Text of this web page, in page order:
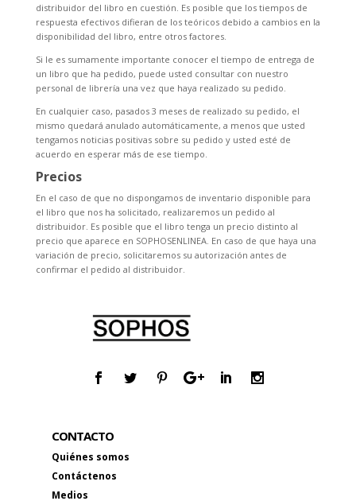
distribuidor del libro en cuestión. Es posible que los tiempos de
respuesta efectivos difieran de los teóricos debido a cambios en la
disponibilidad del libro, entre otros factores.
Si le es sumamente importante conocer el tiempo de entrega de
un libro que ha pedido, puede usted consultar con nuestro
personal de librería una vez que haya realizado su pedido.
En cualquier caso, pasados 3 meses de realizado su pedido, el
mismo quedará anulado automáticamente, a menos que usted
tengamos noticias positivas sobre su pedido y usted esté de
acuerdo en esperar más de ese tiempo.
Precios
En el caso de que no dispongamos de inventario disponible para
el libro que nos ha solicitado, realizaremos un pedido al
distribuidor. Es posible que el libro tenga un precio distinto al
precio que aparece en SOPHOSENLINEA. En caso de que haya una
variación de precio, solicitaremos su autorización antes de
confirmar el pedido al distribuidor.
CONTACTO
Quiénes somos
Contáctenos
Medios